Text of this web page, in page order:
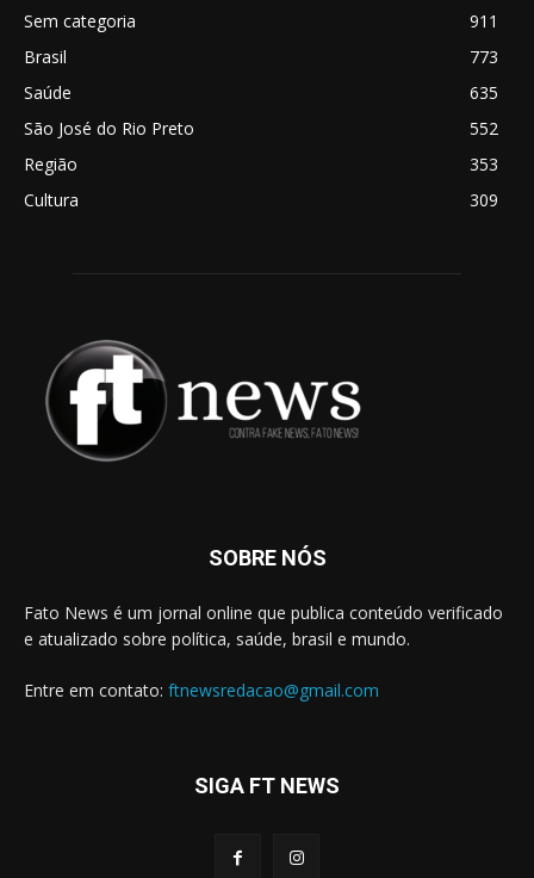
Sem categoria
911
Brasil
773
Saúde
635
São José do Rio Preto
552
Região
353
Cultura
309
SOBRE NÓS
Fato News é um jornal online que publica conteúdo verificado
e atualizado sobre política, saúde, brasil e mundo.
Entre em contato: ftnewsredacao@gmail.com
SIGA FT NEWS